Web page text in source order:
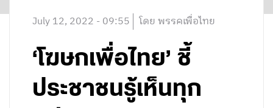
July 12, 2022 - 09:55 โดย พรรคเพื่อไทย
‘โฆษกเพื่อไทย’ ชี้
ประชาชนรู้เห็นทุก